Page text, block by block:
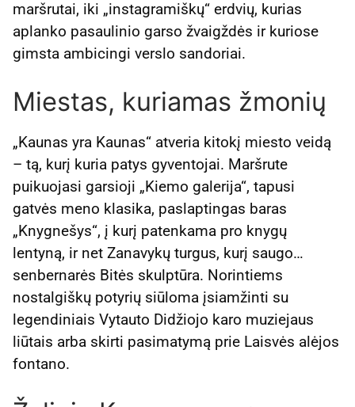
maršrutai, iki „instagramiškų“ erdvių, kurias
aplanko pasaulinio garso žvaigždės ir kuriose
gimsta ambicingi verslo sandoriai.
Miestas, kuriamas žmonių
„Kaunas yra Kaunas“ atveria kitokį miesto veidą
– tą, kurį kuria patys gyventojai. Maršrute
puikuojasi garsioji „Kiemo galerija“, tapusi
gatvės meno klasika, paslaptingas baras
„Knygnešys“, į kurį patenkama pro knygų
lentyną, ir net Zanavykų turgus, kurį saugo…
senbernarės Bitės skulptūra. Norintiems
nostalgiškų potyrių siūloma įsiamžinti su
legendiniais Vytauto Didžiojo karo muziejaus
liūtais arba skirti pasimatymą prie Laisvės alėjos
fontano.